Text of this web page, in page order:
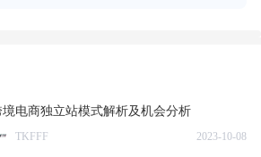
境电商独立站模式解析及机会分析
TKFFF 2023-10-08